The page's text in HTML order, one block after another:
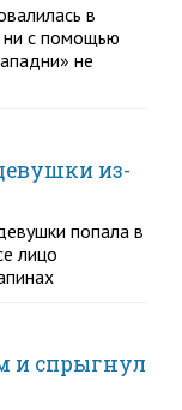
в
ни с помощью
не
из-
попала в
лицо
и спрыгнул